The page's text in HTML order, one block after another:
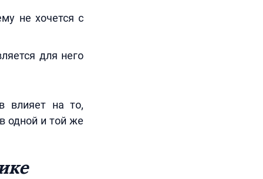
не хочется с
для него
влияет на то,
одной и той же